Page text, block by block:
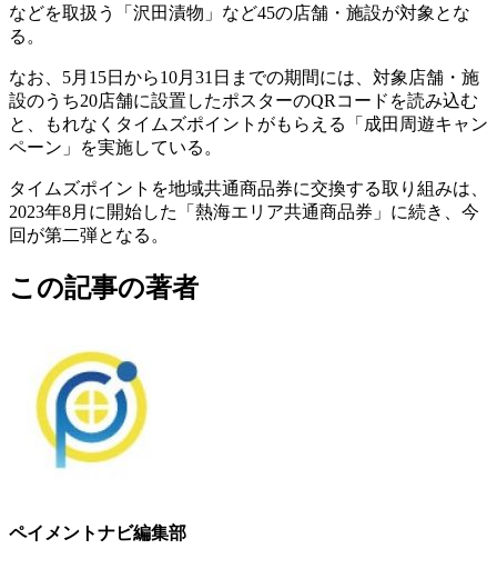
などを取扱う「沢田漬物」など45の店舗・施設が対象とな
る。
なお、5月15日から10月31日までの期間には、対象店舗・施
設のうち20店舗に設置したポスターのQRコードを読み込む
と、もれなくタイムズポイントがもらえる「成田周遊キャン
ペーン」を実施している。
タイムズポイントを地域共通商品券に交換する取り組みは、
2023年8月に開始した「熱海エリア共通商品券」に続き、今
回が第二弾となる。
この記事の著者
ペイメントナビ編集部